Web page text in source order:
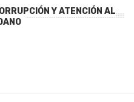
Y ATENCIÓN AL